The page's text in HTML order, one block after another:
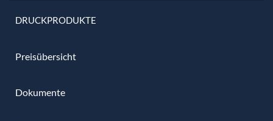
DRUCKPRODUKTE
Preisübersicht
Dokumente